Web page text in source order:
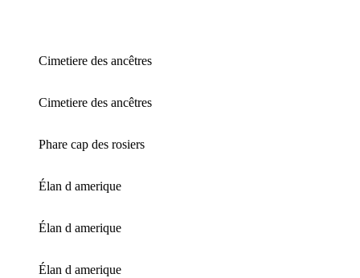
Cimetiere des ancêtres
Cimetiere des ancêtres
Phare cap des rosiers
Élan d amerique
Élan d amerique
Élan d amerique